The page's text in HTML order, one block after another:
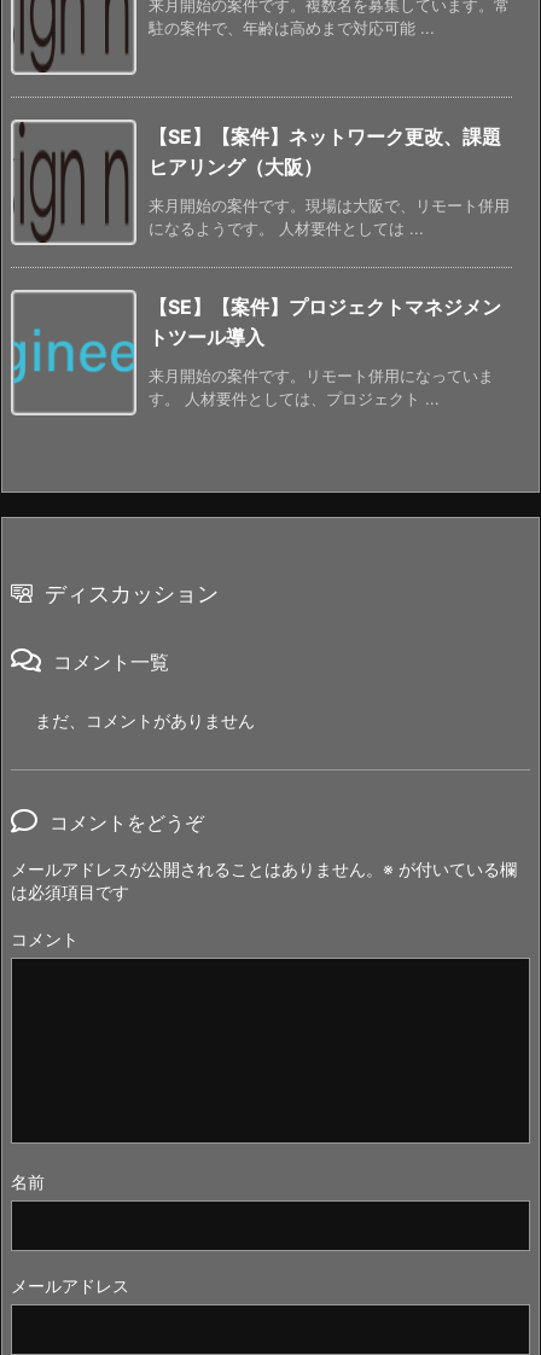
来月開始の案件です。複数名を募集しています。常
駐の案件で、年齢は高めまで対応可能 ...
【SE】【案件】ネットワーク更改、課題
ヒアリング（大阪）
来月開始の案件です。現場は大阪で、リモート併用
になるようです。 人材要件としては ...
【SE】【案件】プロジェクトマネジメン
トツール導入
来月開始の案件です。リモート併用になっていま
す。 人材要件としては、プロジェクト ...
ディスカッション
コメント一覧
まだ、コメントがありません
コメントをどうぞ
メールアドレスが公開されることはありません。 ※ が付いている欄
は必須項目です
コメント
名前
メールアドレス